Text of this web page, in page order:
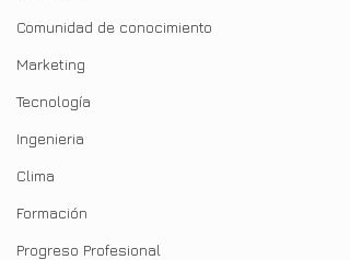
Comunidad de conocimiento
Marketing
Tecnología
Ingenieria
Clima
Formación
Progreso Profesional